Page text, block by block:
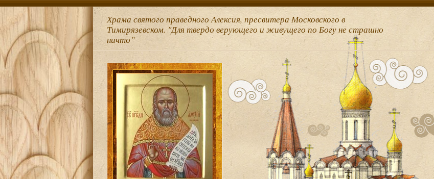
Храма святого праведного Алексия, пресвитера Московского в
Тимирязевском. "Для твердо верующего и живущего по Богу не страшно
ничто”